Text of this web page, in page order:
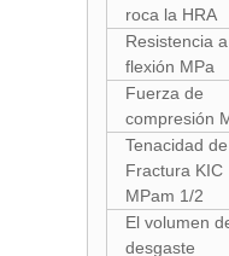
roca la HRA
Resistencia
flexión MPa
Fuerza de
compresión
Tenacidad de
Fractura KIC
MPam 1/2
El volumen
desgaste